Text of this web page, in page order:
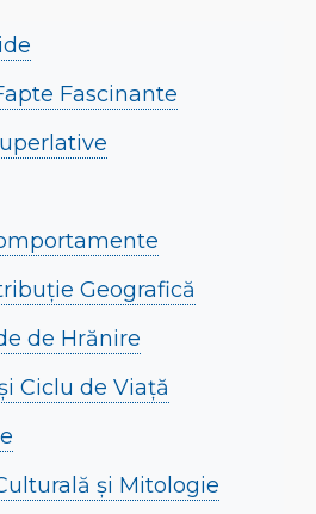
Fascinante
Geografică
de Hrănire
Ciclu de Viață
și Mitologie